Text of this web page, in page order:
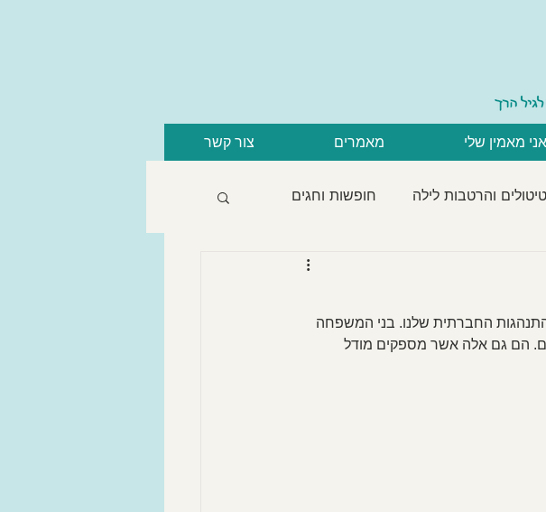
אני מאמין שלי מאמרים צור קשר
והרטבות לילה חופשות וחגים
החברתית שלנו. בני המשפחה
הם גם אלה אשר מספקים מודל